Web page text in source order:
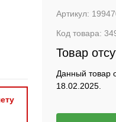
Артикул:
Код товара:
Товар
Данный товар
18.02.2025.